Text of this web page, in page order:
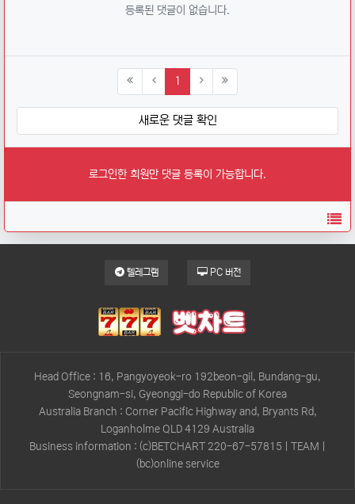
등록된 댓글이 없습니다.
1 (current)
새로운 댓글 확인
로그인한 회원만 댓글 등록이 가능합니다.
목
텔레그램 PC 버전
Head Office : 16, Pangyoyeok-ro 192beon-gil, Bundang-gu,
Seongnam-si, Gyeonggi-do Republic of Korea
Australia Branch : Corner Pacific Highway and, Bryants Rd,
Loganholme QLD 4129 Australia
Business information : (c)BETCHART 220-67-57815 | TEAM |
(bc)online service